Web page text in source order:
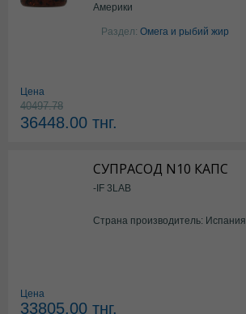
Америки
Раздел: Омега и рыбий жир
Цена
40497.78
36448.00 тнг.
СУПРАСОД N10 КАПС
-IF 3LAB
Страна производитель: Испания
Цена
33805.00 тнг.